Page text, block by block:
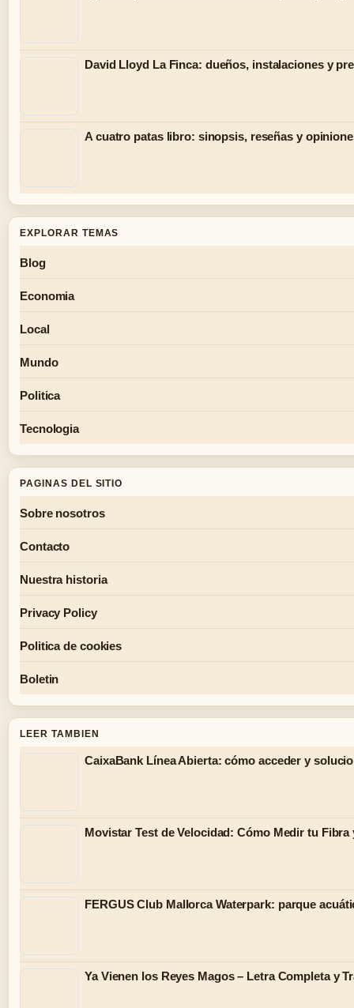
David Lloyd La Finca: dueños, instalaciones y
A cuatro patas libro: sinopsis, reseñas y
EXPLORAR TEMAS
Blog
Economia
Local
Mundo
Politica
Tecnologia
PAGINAS DEL SITIO
Sobre nosotros
Contacto
Nuestra historia
Privacy Policy
Politica de cookies
Boletin
LEER TAMBIEN
CaixaBank Línea Abierta: cómo acceder y
Movistar Test de Velocidad: Cómo Medir tu Fibra
FERGUS Club Mallorca Waterpark: parque
Ya Vienen los Reyes Magos – Letra Completa y